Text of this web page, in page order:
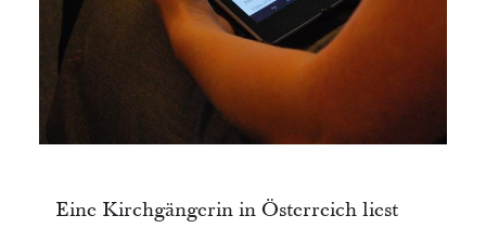
Eine Kirchgängerin in Österreich liest